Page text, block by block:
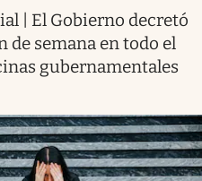
| El Gobierno decretó
semana en todo el
gubernamentales